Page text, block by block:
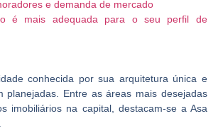
e demanda de mercado
é mais adequada para o seu perfil de
conhecida por sua arquitetura única e
planejadas. Entre as áreas mais desejadas
imobiliários na capital, destacam-se a Asa